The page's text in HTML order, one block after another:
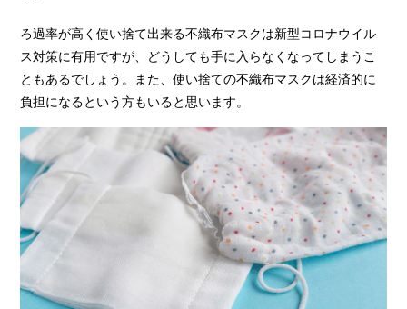
ろ過率が高く使い捨て出来る不織布マスクは新型コロナウイル
ス対策に有用ですが、どうしても手に入らなくなってしまうこ
ともあるでしょう。また、使い捨ての不織布マスクは経済的に
負担になるという方もいると思います。